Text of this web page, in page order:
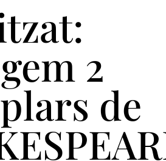
2
de